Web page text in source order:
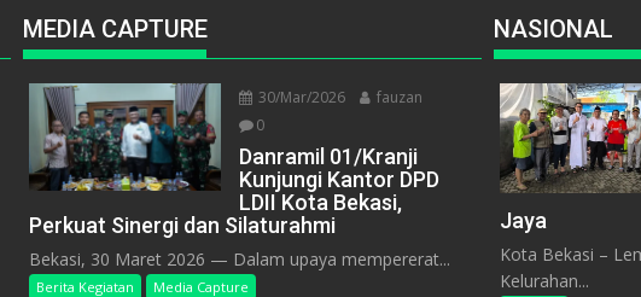
MEDIA CAPTURE
30/Mar/2026
fauzan
0
Danramil 01/Kranji
Kunjungi Kantor DPD
LDII Kota Bekasi,
Perkuat Sinergi dan Silaturahmi
Bekasi, 30 Maret 2026 — Dalam upaya mempererat...
Berita Kegiatan Media Capture
NASIONAL
Jaya
Kota Bekasi –
Kelurahan...